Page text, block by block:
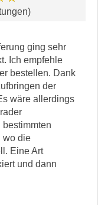
ging sehr
Ich empfehle
bestellen. Dank
der
wäre allerdings
wo die
Eine Art
und dann